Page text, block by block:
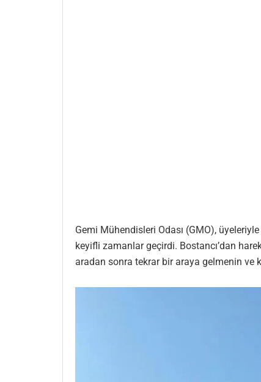
Gemi Mühendisleri Odası (GMO),
keyifli zamanlar geçirdi. Bostancı’dan
aradan sonra tekrar bir araya gelmenin ve